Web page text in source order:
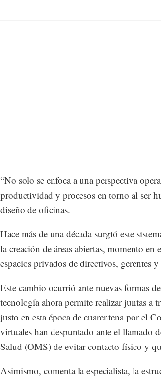
“No solo se enfoca a una perspectiva
productividad y procesos en torno al ser
diseño de oficinas.
Hace más de una década surgió este
la creación de áreas abiertas, momento en
espacios privados de directivos, gerentes y
Este cambio ocurrió ante nuevas formas
tecnología ahora permite realizar juntas a
justo en esta época de cuarentena por el
virtuales han despuntado ante el llamado
Salud (OMS) de evitar contacto físico y
Asimismo, comenta la especialista, la